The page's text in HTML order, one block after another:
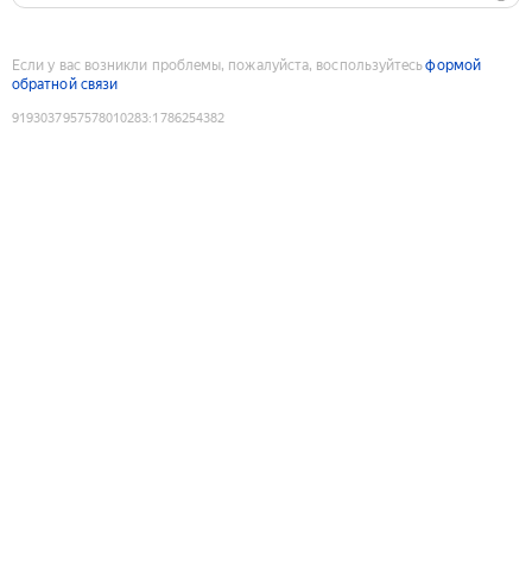
Если у вас возникли проблемы, пожалуйста, воспользуйтесьформой
обратной связи
9193037957578010283:1786254382